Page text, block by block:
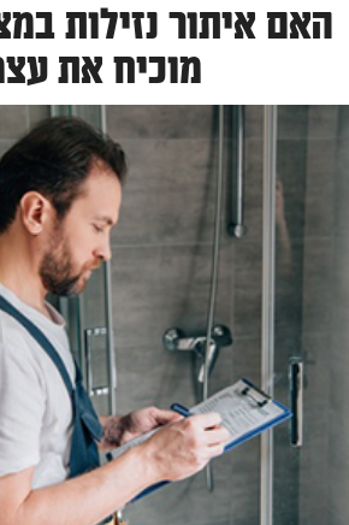
האם איתור נזילות
מוכיח את